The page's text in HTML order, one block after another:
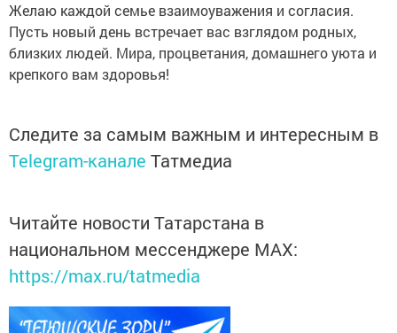
Желаю каждой семье взаимоуважения и согласия.
Пусть новый день встречает вас взглядом родных,
близких людей. Мира, процветания, домашнего уюта и
крепкого вам здоровья!
Следите за самым важным и интересным в
Telegram-канале Татмедиа
Читайте новости Татарстана в
национальном мессенджере MАХ:
https://max.ru/tatmedia